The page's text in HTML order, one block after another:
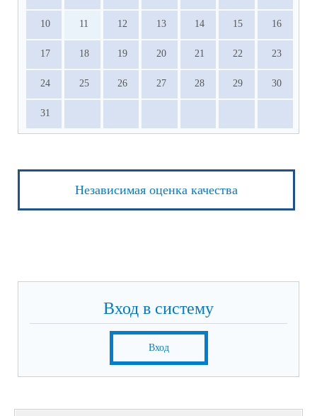
10 11 12 13 14 15 16
17 18 19 20 21 22 23
24 25 26 27 28 29 30
31
Независимая оценка качества
Вход в систему
Вход